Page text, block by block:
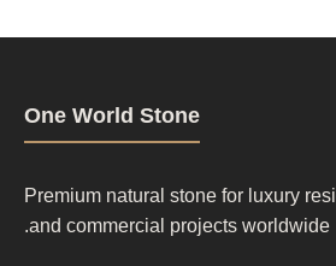
One World Stone
Premium natural stone for luxury
and commercial projects worldwide.